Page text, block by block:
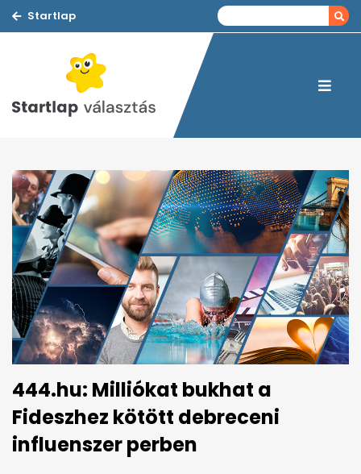
Startlap
444.hu: Milliókat bukhat a
Fideszhez kötött debreceni
influenszer perben